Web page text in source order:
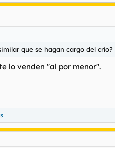
que se hagan cargo del crío?
lo venden "al por menor".